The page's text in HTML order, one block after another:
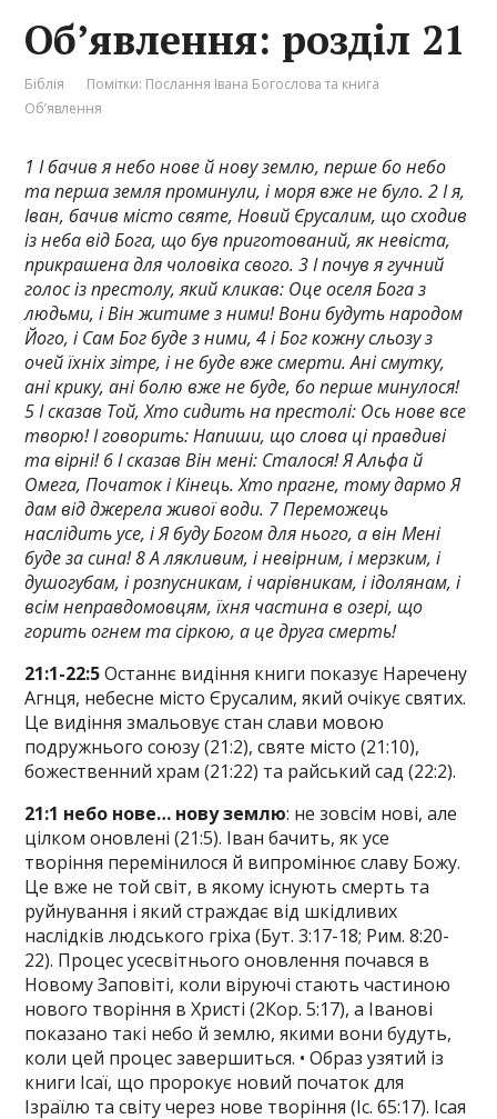
Об’явлення: розділ 21
Біблія Помітки: Послання Івана Богослова та книга
Об’явлення
1 І бачив я небо нове й нову землю, перше бо небо
та перша земля проминули, і моря вже не було. 2 І я,
Іван, бачив місто святе, Новий Єрусалим, що сходив
із неба від Бога, що був приготований, як невіста,
прикрашена для чоловіка свого. 3 І почув я гучний
голос із престолу, який кликав: Оце оселя Бога з
людьми, і Він житиме з ними! Вони будуть народом
Його, і Сам Бог буде з ними, 4 і Бог кожну сльозу з
очей їхніх зітре, і не буде вже смерти. Ані смутку,
ані крику, ані болю вже не буде, бо перше минулося!
5 І сказав Той, Хто сидить на престолі: Ось нове все
творю! І говорить: Напиши, що слова ці правдиві
та вірні! 6 І сказав Він мені: Сталося! Я Альфа й
Омега, Початок і Кінець. Хто прагне, тому дармо Я
дам від джерела живої води. 7 Переможець
наслідить усе, і Я буду Богом для нього, а він Мені
буде за сина! 8 А лякливим, і невірним, і мерзким, і
душогубам, і розпусникам, і чарівникам, і ідолянам, і
всім неправдомовцям, їхня частина в озері, що
горить огнем та сіркою, а це друга смерть!
21:1-22:5Останнє видіння книги показує Наречену
Агнця, небесне місто Єрусалим, який очікує святих.
Це видіння змальовує стан слави мовою
подружнього союзу (21:2), святе місто (21:10),
божественний храм (21:22) та райський сад (22:2).
21:1 небо нове… нову землю: не зовсім нові, але
цілком оновлені (21:5). Іван бачить, як усе
творіння перемінилося й випромінює славу Божу.
Це вже не той світ, в якому існують смерть та
руйнування і який страждає від шкідливих
наслідків людського гріха (Бут. 3:17-18; Рим. 8:20-
22). Процес усесвітнього оновлення почався в
Новому Заповіті, коли віруючі стають частиною
нового творіння в Христі (2Кор. 5:17), а Іванові
показано такі небо й землю, якими вони будуть,
коли цей процес завершиться. • Образ узятий із
книги Ісаї, що пророкує новий початок для
Ізраїлю та світу через нове творіння (Іс. 65:17). Ісая